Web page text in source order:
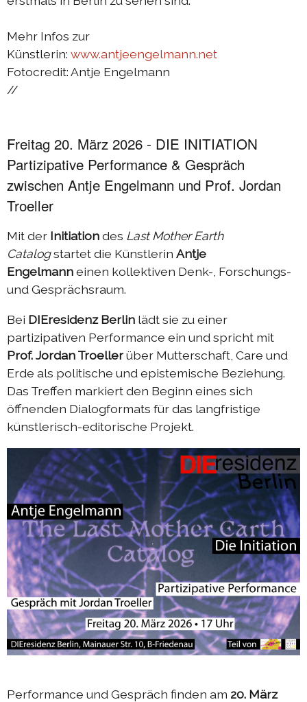
Mehr Infos zur
Künstlerin: www.antjeengelmann.net
Fotocredit: Antje Engelmann
//
Freitag 20. März 2026 - DIE INITIATION
Partizipative Performance & Gespräch
zwischen Antje Engelmann und Prof. Jordan
Troeller
Mit der Initiationdes Last Mother Earth
Catalogstartet die Künstlerin Antje
Engelmanneinen kollektiven Denk-, Forschungs-
und Gesprächsraum.
Bei DIEresidenz Berlin lädt sie zu einer
partizipativen Performance ein und spricht mit
Prof. Jordan Troellerüber Mutterschaft, Care und
Erde als politische und epistemische Beziehung.
Das Treffen markiert den Beginn eines sich
öffnenden Dialogformats für das langfristige
künstlerisch-editorische Projekt.
Performance und Gespräch finden am 20. März